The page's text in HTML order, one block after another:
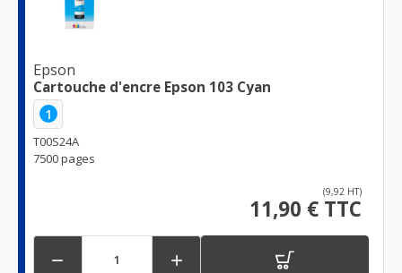
Epson
Cartouche d'encre Epson 103 Cyan
1
T00S24A
7500 pages
(9,92 HT)
11,90 € TTC
 